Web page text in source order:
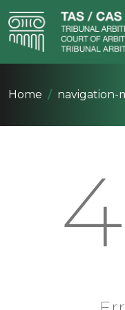
Home navigation-